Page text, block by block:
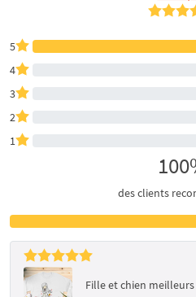
5
4
3
2
1
des clients
Fille et chien